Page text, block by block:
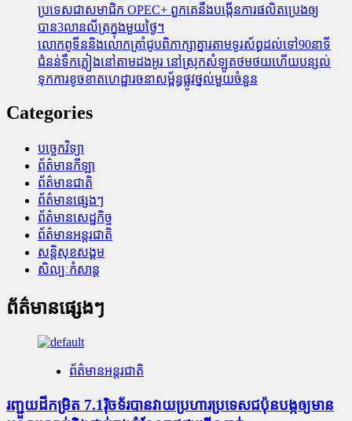
ប្រទេសជាសមាជិក OPEC+​ ពួកគេនឹងបង្កើនការផលិតប្រេងឲ្យ
បាន3លានលីត្រក្នុងមួយថ្ងៃ។
លោកពូទីននិងលោកត្រាំជូបពិភាក្សាគ្នារតាមទូរស័ព្ធដល់ទៅ90នាទី
ជំនន់​ទឹកភ្លៀង​នៅ​តាម​ដងអូរ​ នៅ​ស្រុក​សំឡូត​ថមថយ​ហើយ​បន្សល់​
ទុក​ការ​ខូចខាត​ហេដ្ឋារចនាសម្ព័ន្ធ​ផ្លូវថ្នល់​មួយ​ចំនួន
Categories
បច្ចេកវិទ្យា
ព័ត៌មានកីឡា
ព័ត៌មានជាតិ
ព័ត៌មានផ្សេងៗ
ព័ត៌មានសេដ្ឋកិច្ច
ព័ត៌មានអន្តរជាតិ
សន្តិសុខសង្គម
សិល្បៈកំសាន្ត
ព័ត៌មានផ្សេងៗ
ព័ត៌មានអន្តរជាតិ
រញ្ជួយដីកម្រិត​ 7.1រ៉ិចទ័របានវាយប្រហារប្រទេសជប៉ុនបង្កឲ្យមាន